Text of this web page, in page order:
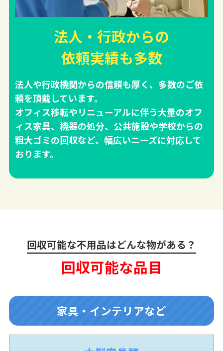
法人・行政からの
依頼実績も多数
法人や行政機関からの信頼も厚く、多数のご依
頼を頂戴しています。
オフィス移転やリニューアルに伴う大量のオフ
ィス家具、機器の処分、公共施設や学校からの
粗大ゴミの回収など、幅広いニーズに対応して
おります。
回収可能な不用品はどんな物がある？
回収可能な品目
家具・インテリアなど